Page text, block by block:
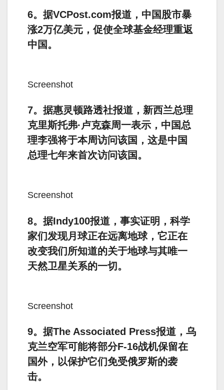
6。据VCPost.com报道，中国股市暴
涨2万亿美元，促使全球基金经理重返
中国。
Screenshot
7。据惠灵顿路透社报道，新西兰总理
克里斯托弗·卢克森周一表示，中国总
理李强将于本周访问该国，这是中国
总理七年来首次访问该国。
Screenshot
8。据Indy100报道，事实证明，科学
家们发现月球正在远离地球，它正在
改变我们所知道的关于地球与其唯一
天然卫星关系的一切。
Screenshot
9。据The Associated Press报道，乌
克兰空军可能将部分F-16战机保留在
国外，以保护它们免受俄罗斯的袭
击。